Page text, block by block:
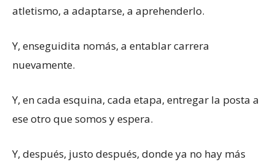
atletismo, a adaptarse, a aprehenderlo.
Y, enseguidita nomás, a entablar carrera
nuevamente.
Y, en cada esquina, cada etapa, entregar la posta a
ese otro que somos y espera.
Y, después, justo después, donde ya no hay más